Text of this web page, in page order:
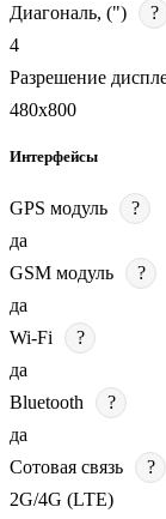
Диагональ, (")
?
4
Разрешение
480х800
Интерфейсы
GPS модуль
?
да
GSM модуль
?
да
Wi-Fi
?
да
Bluetooth
?
да
Сотовая связь
?
2G/4G (LTE)